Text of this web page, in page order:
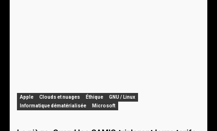
Apple Clouds et nuages Éthique
GNU / Linux
Informatique dématérialisée
Microsoft